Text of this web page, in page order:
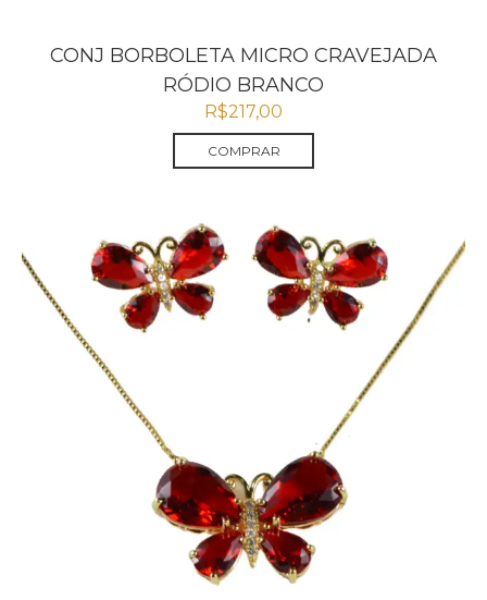
CONJ BORBOLETA MICRO CRAVEJADA
RÓDIO BRANCO
R$217,00
COMPRAR